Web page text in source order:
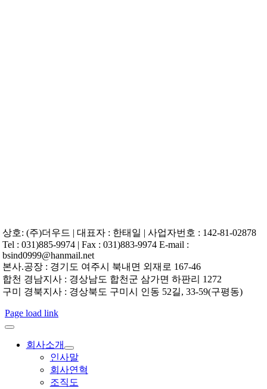
상호: (주)더우드 | 대표자 : 한태일 | 사업자번호 : 142-81-02878
Tel : 031)885-9974 | Fax : 031)883-9974 E-mail :
bsind0999@hanmail.net
본사.공장 : 경기도 여주시 북내면 외재로 167-46
합천 경남지사 : 경상남도 합천군 삼가면 하판리 1272
구미 경북지사 : 경상북도 구미시 인동 52길, 33-59(구평동)
Page load link
회사소개
인사말
회사연혁
조직도